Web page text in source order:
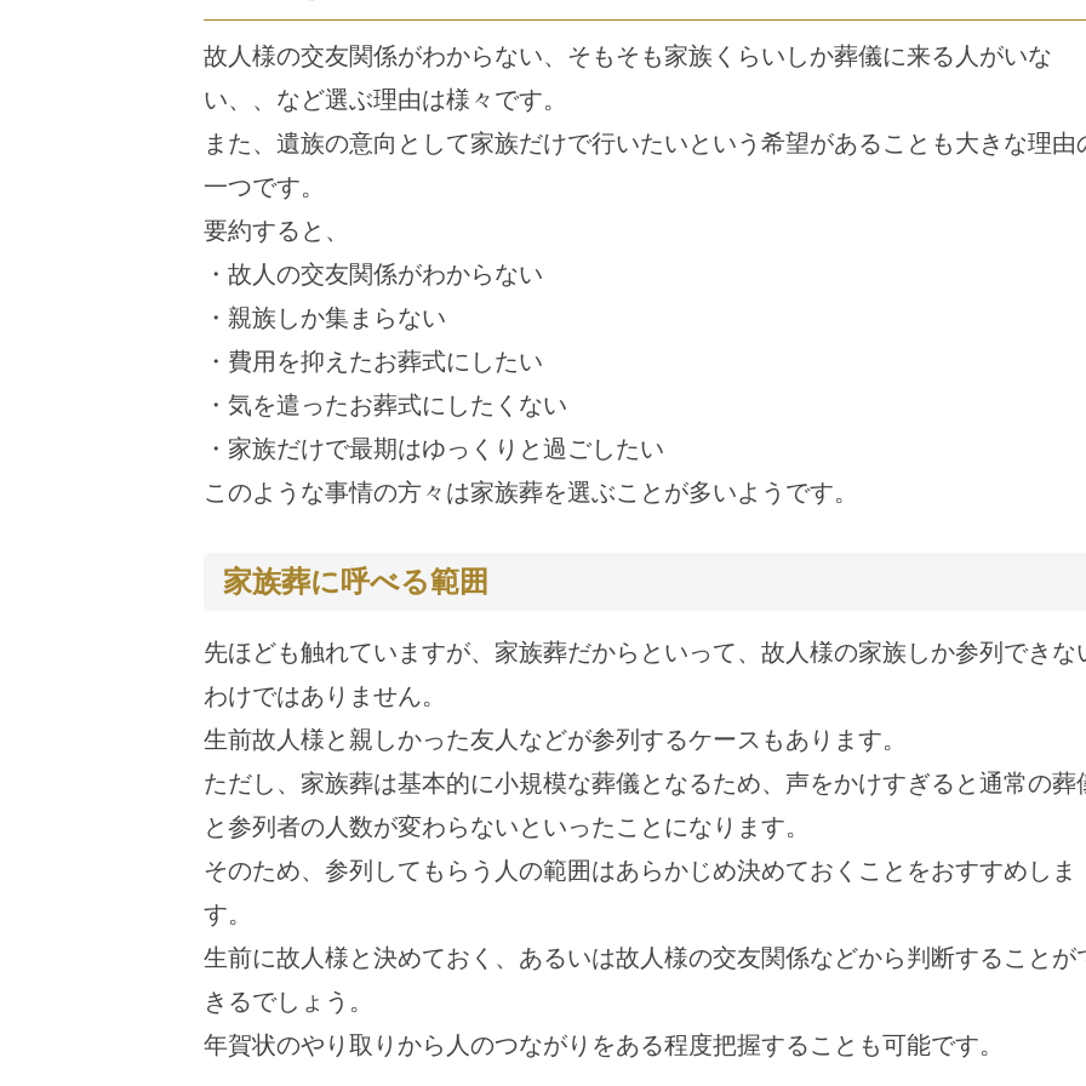
故人様の交友関係がわからない、そもそも家族くらいしか葬儀に来る人がいな
い、、など選ぶ理由は様々です。
また、遺族の意向として家族だけで行いたいという希望があることも大きな理由
一つです。
要約すると、
・故人の交友関係がわからない
・親族しか集まらない
・費用を抑えたお葬式にしたい
・気を遣ったお葬式にしたくない
・家族だけで最期はゆっくりと過ごしたい
このような事情の方々は家族葬を選ぶことが多いようです。
家族葬に呼べる範囲
先ほども触れていますが、家族葬だからといって、故人様の家族しか参列できな
わけではありません。
生前故人様と親しかった友人などが参列するケースもあります。
ただし、家族葬は基本的に小規模な葬儀となるため、声をかけすぎると通常の葬
と参列者の人数が変わらないといったことになります。
そのため、参列してもらう人の範囲はあらかじめ決めておくことをおすすめしま
す。
生前に故人様と決めておく、あるいは故人様の交友関係などから判断することが
きるでしょう。
年賀状のやり取りから人のつながりをある程度把握することも可能です。